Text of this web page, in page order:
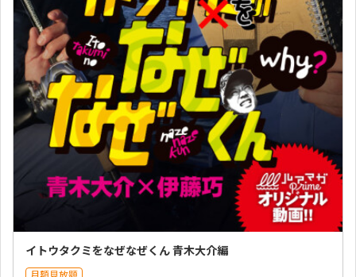
イトウタクミをなぜなぜくん 青木大介編